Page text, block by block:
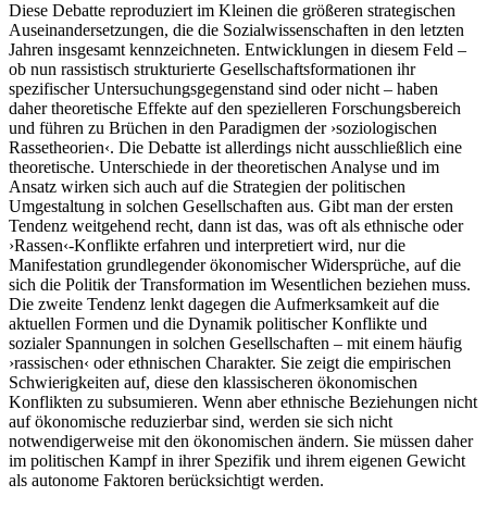
Diese Debatte reproduziert im Kleinen die größeren strategischen
Auseinandersetzungen, die die Sozialwissenschaften in den letzten
Jahren insgesamt kennzeichneten. Entwicklungen in diesem Feld –
ob nun rassistisch strukturierte Gesellschaftsformationen ihr
spezifischer Untersuchungs­gegenstand sind oder nicht – haben
daher theoretische Effekte auf den spezielleren Forschungsbereich
und führen zu Brüchen in den Paradigmen der ›soziologischen
Rassetheorien‹. Die Debatte ist allerdings nicht ausschließlich eine
theoretische. Unterschiede in der theoretischen Analyse und im
Ansatz wirken sich auch auf die Strategien der politischen
Umgestaltung in solchen Gesellschaften aus. Gibt man der ersten
Tendenz weitgehend recht, dann ist das, was oft als ethnische oder
›Rassen‹-Konflikte erfahren und interpretiert wird, nur die
Manifestation grundlegender ökonomischer Widersprüche, auf die
sich die Politik der Transformation im Wesentlichen beziehen muss.
Die zweite Tendenz lenkt dagegen die Aufmerksamkeit auf die
aktuellen Formen und die Dynamik politischer Konflikte und
sozialer Spannungen in solchen Gesellschaften – mit einem häufig
›rassischen‹ oder ethnischen Charakter. Sie zeigt die empirischen
Schwierigkeiten auf, diese den klassischeren ökonomischen
Konflikten zu subsumieren. Wenn aber ethnische Beziehungen nicht
auf ökonomische reduzierbar sind, werden sie sich nicht
notwendigerweise mit den ökonomischen ändern. Sie müssen daher
im politischen Kampf in ihrer Spezifik und ihrem eigenen Gewicht
als autonome Faktoren berücksichtigt werden.